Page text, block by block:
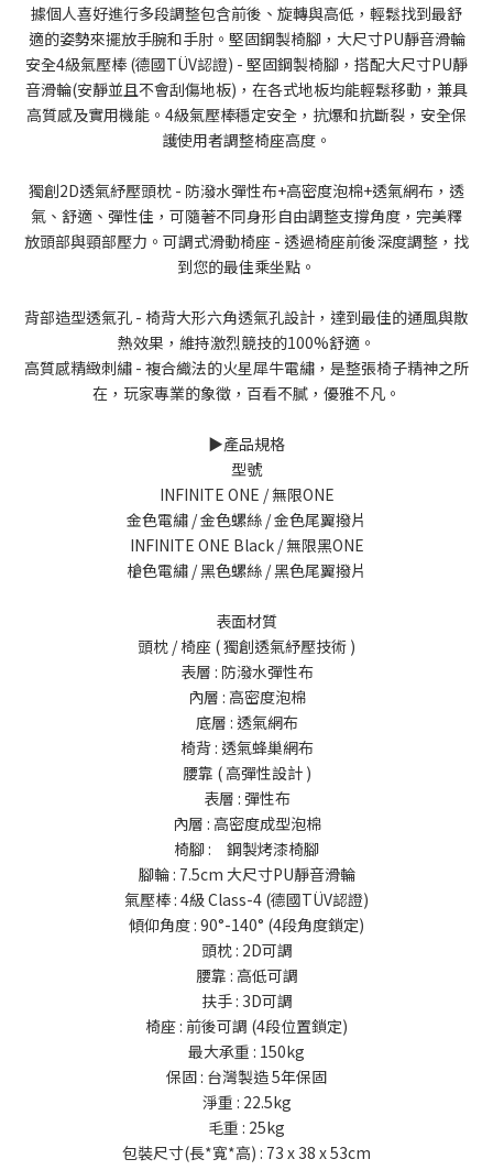
據個人喜好進行多段調整包含前後、旋轉與高低，輕鬆找到最舒
適的姿勢來擺放手腕和手肘。堅固鋼製椅腳，大尺寸PU靜音滑輪
安全4級氣壓棒 (德國TÜV認證) - 堅固鋼製椅腳，搭配大尺寸PU靜
音滑輪(安靜並且不會刮傷地板)，在各式地板均能輕鬆移動，兼具
高質感及實用機能。4級氣壓棒穩定安全，抗爆和抗斷裂，安全保
護使用者調整椅座高度。
獨創2D透氣紓壓頭枕 - 防潑水彈性布+高密度泡棉+透氣網布，透
氣、舒適、彈性佳，可隨著不同身形自由調整支撐角度，完美釋
放頭部與頸部壓力。可調式滑動椅座 - 透過椅座前後深度調整，找
到您的最佳乘坐點。
背部造型透氣孔 - 椅背大形六角透氣孔設計，達到最佳的通風與散
熱效果，維持激烈競技的100%舒適。
高質感精緻刺繡 - 複合織法的火星犀牛電繡，是整張椅子精神之所
在，玩家專業的象徵，百看不膩，優雅不凡。
▶️產品規格
型號
INFINITE ONE / 無限ONE
金色電繡 / 金色螺絲 / 金色尾翼撥片
INFINITE ONE Black / 無限黑ONE
槍色電繡 / 黑色螺絲 / 黑色尾翼撥片
表面材質
頭枕 / 椅座 ( 獨創透氣紓壓技術 )
表層 : 防潑水彈性布
內層 : 高密度泡棉
底層 : 透氣網布
椅背 : 透氣蜂巢網布
腰靠 ( 高彈性設計 )
表層 : 彈性布
內層 : 高密度成型泡棉
椅腳 : 鋼製烤漆椅腳
腳輪 : 7.5cm 大尺寸PU靜音滑輪
氣壓棒 : 4級 Class-4 (德國TÜV認證)
傾仰角度 : 90°-140° (4段角度鎖定)
頭枕 : 2D可調
腰靠 : 高低可調
扶手 : 3D可調
椅座 : 前後可調 (4段位置鎖定)
最大承重 : 150kg
保固 : 台灣製造 5年保固
淨重 : 22.5kg
毛重 : 25kg
包裝尺寸(長*寬*高) : 73 x 38 x 53cm